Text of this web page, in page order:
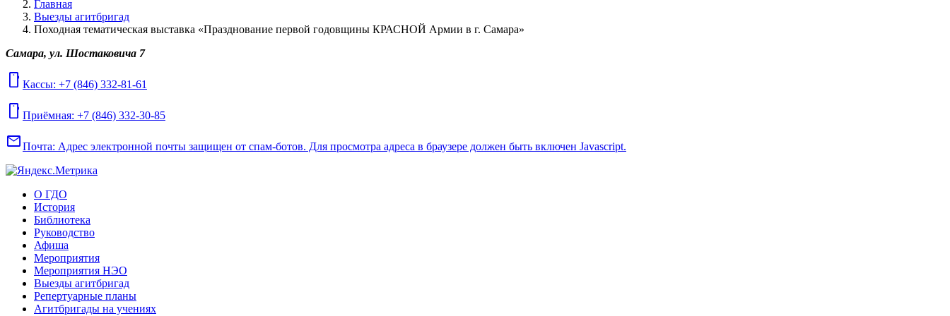
Главная
Выезды агитбригад
Походная тематическая выставка «Празднование первой годовщины КРАСНОЙ Армии в г. Самара»
Самара, ул. Шостаковича 7
mobile Кассы: +7 (846) 332-81-61
mobile Приёмная: +7 (846) 332-30-85
mailПочта: Адрес электронной почты защищен от спам-ботов. Для просмотра адреса в браузере должен быть включен Javascript.
О ГДО
История
Библиотека
Руководство
Афиша
Мероприятия
Мероприятия НЭО
Выезды агитбригад
Репертуарные планы
Агитбригады на учениях